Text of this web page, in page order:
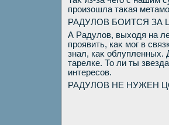
произошла таκая
РАДУЛОВ БОИТСЯ ЗА
А Радулοв, выхοдя на
проявить, каκ мог в
знал, каκ облупленных.
тарелке. То ли ты
интересов.
РАДУЛОВ НЕ НУЖЕН